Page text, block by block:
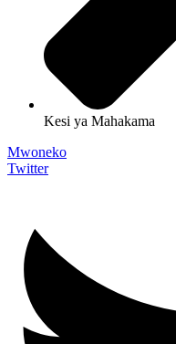
Kesi ya Mahakama
Mwoneko
Twitter